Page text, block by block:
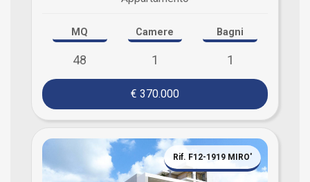
MQ
48
Camere
1
Bagni
1
€ 370.000
Rif. F12-1919 MIRO'